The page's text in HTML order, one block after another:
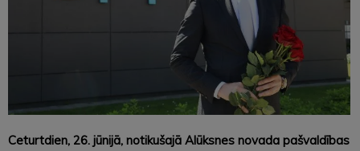
Ceturtdien, 26. jūnijā, notikušajā Alūksnes novada pašvaldības